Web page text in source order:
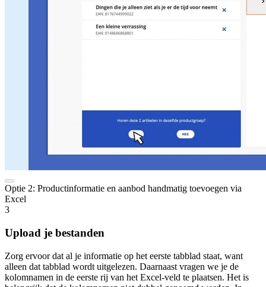
Optie 2: Productinformatie en aanbod handmatig toevoegen via
Excel
3
Upload je bestanden
Zorg ervoor dat al je informatie op het eerste tabblad staat, want
alleen dat tabblad wordt uitgelezen. Daarnaast vragen we je de
kolomnamen in de eerste rij van het Excel-veld te plaatsen. Het is